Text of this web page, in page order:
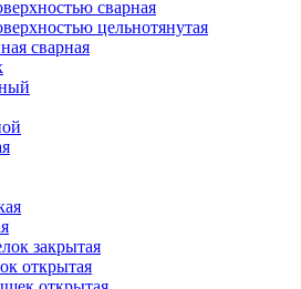
сварная
цельнотянутая
сварная
закрытая
открытая